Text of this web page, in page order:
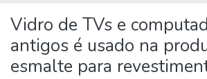
Statistics
Vidro de TVs e
antigos é usado na
esmalte para